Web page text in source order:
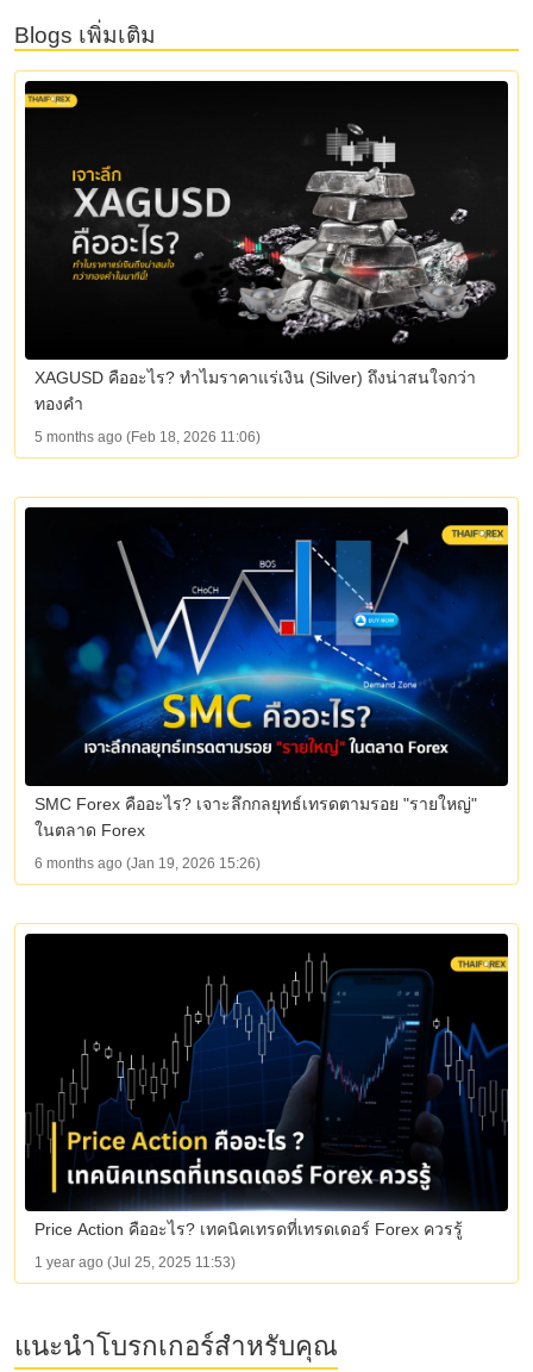
Blogs เพิ่มเติม
XAGUSD คืออะไร? ทำไมราคาแร่เงิน (Silver) ถึงน่าสนใจกว่า
ทองคำ
5 months ago (Feb 18, 2026 11:06)
SMC Forex คืออะไร? เจาะลึกกลยุทธ์เทรดตามรอย "รายใหญ่"
ในตลาด Forex
6 months ago (Jan 19, 2026 15:26)
Price Action คืออะไร? เทคนิคเทรดที่เทรดเดอร์ Forex ควรรู้
1 year ago (Jul 25, 2025 11:53)
แนะนำโบรกเกอร์สำหรับคุณ